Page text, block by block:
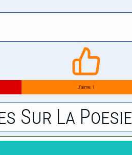
J’aime: 1
Sur La Poesie